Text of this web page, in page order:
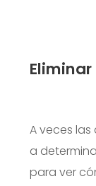
A veces
a
para ver